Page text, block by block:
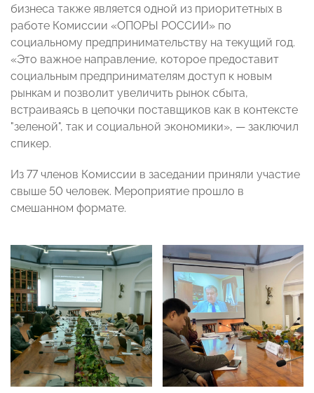
бизнеса также является одной из приоритетных в
работе Комиссии «ОПОРЫ РОССИИ» по
социальному предпринимательству на текущий год.
«Это важное направление, которое предоставит
социальным предпринимателям доступ к новым
рынкам и позволит увеличить рынок сбыта,
встраиваясь в цепочки поставщиков как в контексте
"зеленой", так и социальной экономики», — заключил
спикер.
Из 77 членов Комиссии в заседании приняли участие
свыше 50 человек. Мероприятие прошло в
смешанном формате.